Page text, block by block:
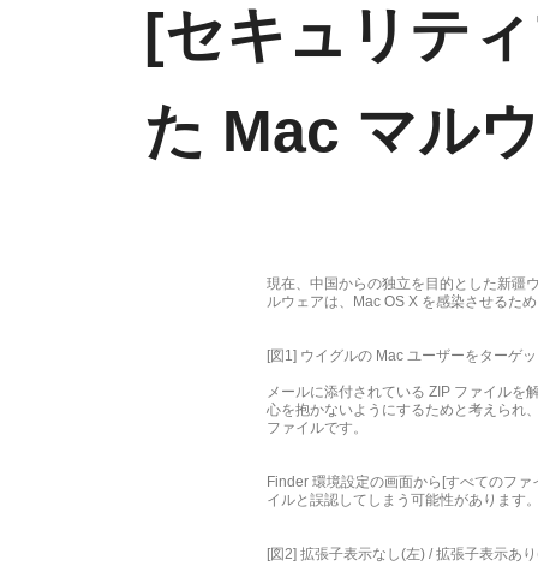
[セキュリテ
た Mac マル
現在、中国からの独立を目的とした新疆
ルウェアは、Mac OS X を感染させるた
[図1] ウイグルの Mac ユーザーをターゲ
メールに添付されている ZIP ファイルを
心を抱かないようにするためと考えられ
ファイルです。
Finder 環境設定の画面から[すべてのフ
イルと誤認してしまう可能性があります
[図2] 拡張子表示なし(左) / 拡張子表示あ